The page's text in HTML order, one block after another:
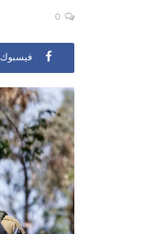
0
فيسبوك